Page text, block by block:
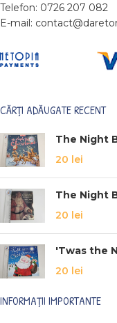
Telefon: 0726 207 082
E-mail:
CĂRȚI ADĂUGATE RECENT
The Night
20 lei
The Night
20 lei
'Twas the
20 lei
INFORMAȚII IMPORTANTE